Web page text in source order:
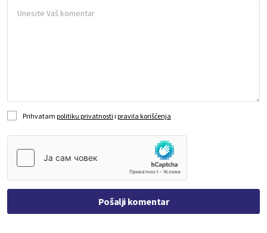
Prihvatam politiku privatnosti i pravila korišćenja
Pošalji komentar